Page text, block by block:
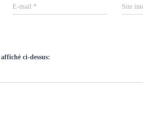
E-mail * Site
ci-dessus: